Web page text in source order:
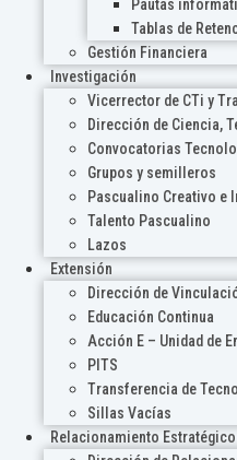
Pautas
Tablas de
Gestión Financiera
Investigación
Vicerrector de CTi y
Dirección de Ciencia,
Convocatorias
Grupos y semilleros
Pascualino Creativo e
Talento Pascualino
Lazos
Extensión
Dirección de
Educación Continua
Acción E – Unidad de
PITS
Transferencia de
Sillas Vacías
Relacionamiento Estratégico